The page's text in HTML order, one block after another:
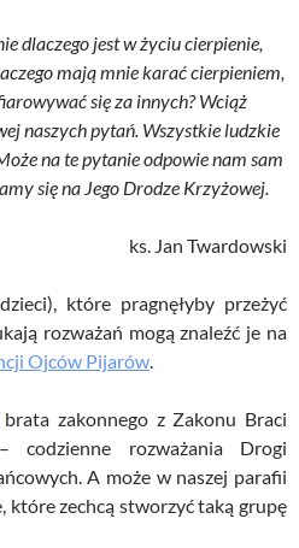
dlaczego jest w życiu cierpienie,
mają mnie karać cierpieniem,
się za innych? Wciąż
naszych pytań. Wszystkie ludzkie
na te pytanie odpowie nam sam
się na Jego Drodze Krzyżowej.
ks. Jan Twardowski
które pragnęłyby przeżyć
rozważań mogą znaleźć je na
Ojców Pijarów.
brata zakonnego z Zakonu Braci
codzienne rozważania Drogi
A może w naszej parafii
które zechcą stworzyć taką grupę